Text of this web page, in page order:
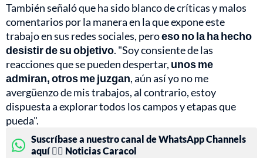
También señaló que ha sido blanco de críticas y malos
comentarios por la manera en la que expone este
trabajo en sus redes sociales, peroeso no la ha hecho
desistir de su objetivo. "Soy consiente de las
reacciones que se pueden despertar, unos me
admiran, otros me juzgan, aún así yo no me
avergüenzo de mis trabajos, al contrario, estoy
dispuesta a explorar todos los campos y etapas que
pueda".
Suscríbase a nuestro canal de WhatsApp Channels
aquí 👉🏻 Noticias Caracol